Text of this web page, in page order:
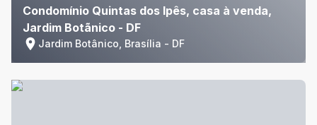
Condomínio Quintas dos Ipês, casa à venda,
Jardim Botãnico - DF
Jardim Botânico, Brasília - DF